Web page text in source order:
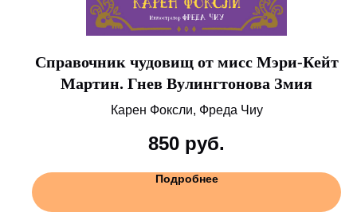
Справочник чудовищ от мисс Мэри-Кейт
Мартин. Гнев Вулингтонова Змия
Карен Фоксли, Фреда Чиу
850 руб.
Подробнее